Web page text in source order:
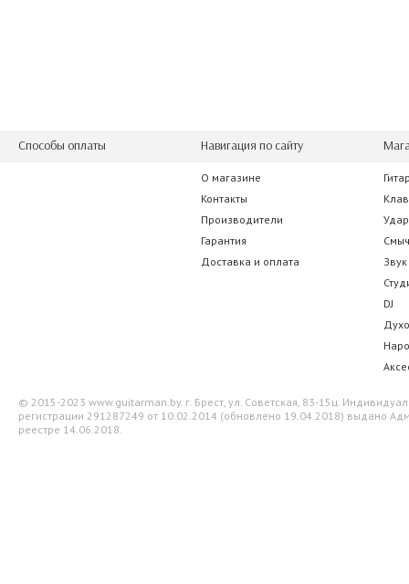
Способы оплаты Навигация по сайту
О магазине
Контакты
Производители
Гарантия
Доставка и оплата
Звук
DJ
© 2015-2023 www.guitarman.by. г. Брест, ул. Советская, 83-15ц.
регистрации 291287249 от 10.02.2014 (обновлено 19.04.2018) выдано
реестре 14.06.2018.